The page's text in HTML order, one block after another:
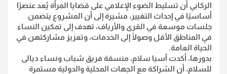
الركابي أن تسليط الضوء الإعلامي على قضايا المرأة يُعد عنصرًا
أساسيًا في إحداث التغيير، مشيرة إلى أن المشروع يتضمن
جلسات موسعة في القرى والأرياف، تهدف إلى تمكين النساء
في المناطق الأقل وصولًا إلى الخدمات، وتعزيز مشاركتهن في
الحياة العامة.
بدورها، أكدت آسيا سلام، منسقة فريق شباب ونساء ديالى
للسلام، أن الشراكة مع الجهات المحلية والدولية مستمرة